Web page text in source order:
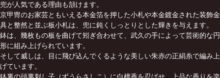
兜が人気である理由も頷けます。
京甲冑のお家芸ともいえる本金箔を押した小札や本金鍍金された装飾金
具と整然と並ぶ板小札は、兜に鈍くしっとりとした輝きを与えます。
鉢は、幾枚もの板を曲げて矧ぎ合わせて、武久の手によって芸術的な円
形に組み上げられています。
そして威しは、目に飛び込んでくるような美しい朱赤の正絹糸で編み上
げています。